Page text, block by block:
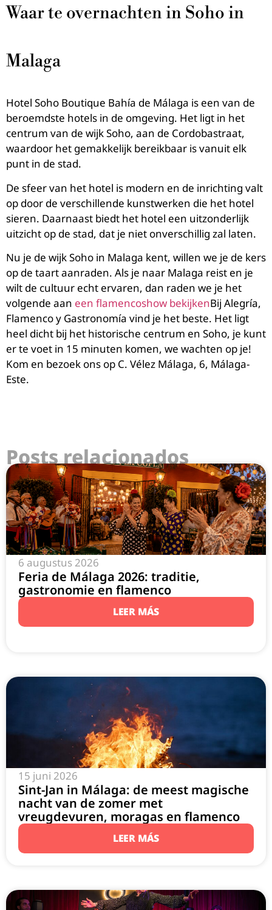
Waar te overnachten in Soho in
Malaga
Hotel Soho Boutique Bahía de Málaga is een van de
beroemdste hotels in de omgeving. Het ligt in het
centrum van de wijk Soho, aan de Cordobastraat,
waardoor het gemakkelijk bereikbaar is vanuit elk
punt in de stad.
De sfeer van het hotel is modern en de inrichting valt
op door de verschillende kunstwerken die het hotel
sieren. Daarnaast biedt het hotel een uitzonderlijk
uitzicht op de stad, dat je niet onverschillig zal laten.
Nu je de wijk Soho in Malaga kent, willen we je de kers
op de taart aanraden. Als je naar Malaga reist en je
wilt de cultuur echt ervaren, dan raden we je het
volgende aan een flamencoshow bekijkenBij Alegría,
Flamenco y Gastronomía vind je het beste. Het ligt
heel dicht bij het historische centrum en Soho, je kunt
er te voet in 15 minuten komen, we wachten op je!
Kom en bezoek ons op C. Vélez Málaga, 6, Málaga-
Este.
Posts relacionados
6 augustus 2026
Feria de Málaga 2026: traditie,
gastronomie en flamenco
LEER MÁS
15 juni 2026
Sint-Jan in Málaga: de meest magische
nacht van de zomer met
vreugdevuren, moragas en flamenco
LEER MÁS